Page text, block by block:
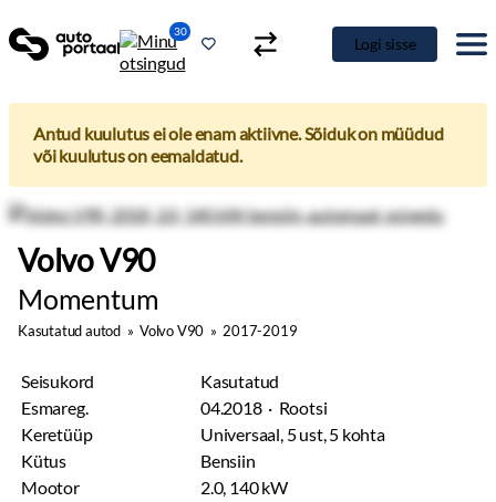
30
Logi sisse
Antud kuulutus ei ole enam aktiivne. Sõiduk on müüdud
või kuulutus on eemaldatud.
Volvo V90
Momentum
Kasutatud autod »Volvo V90 » 2017-2019
Seisukord
Kasutatud
Esmareg.
04.2018 · Rootsi
Keretüüp
Universaal, 5 ust, 5 kohta
Kütus
Bensiin
Mootor
2.0, 140 kW